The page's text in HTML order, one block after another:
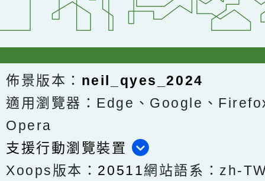
佈景版本： neil_qyes_2024
適用瀏覽器：Edge、Google、
Opera
支援行動瀏覽裝置
Xoops版本： 20511網站語系：zh-